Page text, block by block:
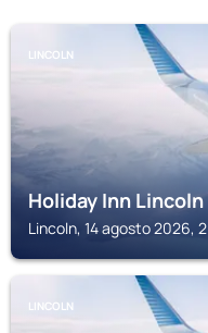
LINCOLN
Holiday Inn Lincoln
Lincoln, 14 agosto 2026,
LINCOLN